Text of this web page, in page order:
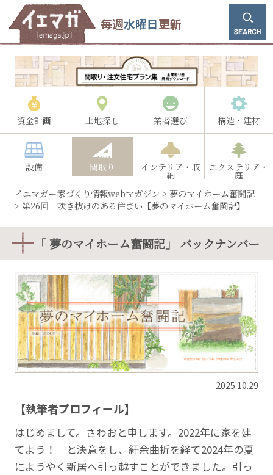
毎週水曜日更新
資金計画 土地探し 業者選び 構造・建材
設備 間取り インテリア・収
納
エクステリア・
庭
イエマガー家づくり情報webマガジン > 夢のマイホーム奮闘記
> 第26回 吹き抜けのある住まい【夢のマイホーム奮闘記】
「 夢のマイホーム奮闘記」 バックナンバー
2025.10.29
【執筆者プロフィール】
はじめまして。さわおと申します。2022年に家を建
てよう！ と決意をし、紆余曲折を経て2024年の夏
にようやく新居へ引っ越すことができました。引っ